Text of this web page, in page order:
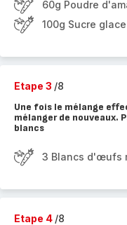
60g Poudre
100g Sucre glace
Etape 3 /8
Une fois le mélange
mélanger de nouveaux.
blancs
3 Blancs d'œufs
Etape 4 /8